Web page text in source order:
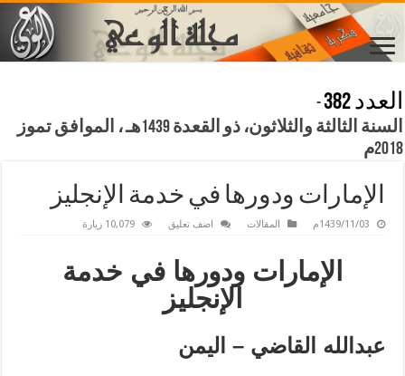
العدد 382
-
السنة الثالثة والثلاثون، ذو القعدة 1439هـ ، الموافق تموز
2018م
الإمارات ودورها في خدمة الإنجليز
1439/11/03م المقالات اضف تعليق 10,079 زيارة
الإمارات ودورها في خدمة
الإنجليز
عبدالله القاضي – اليمن